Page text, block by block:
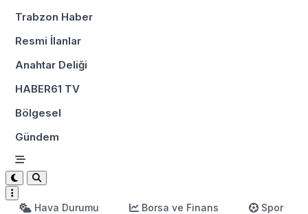
Trabzon Haber
Resmi İlanlar
Anahtar Deliği
HABER61 TV
Bölgesel
Gündem
Hava Durumu Borsa ve Finans
Spor